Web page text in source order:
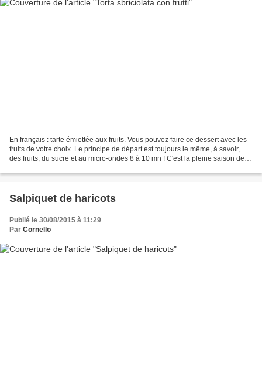
En français : tarte émiettée aux fruits. Vous pouvez faire ce dessert avec les
fruits de votre choix. Le principe de départ est toujours le même, à savoir,
des fruits, du sucre et au micro-ondes 8 à 10 mn ! C'est la pleine saison des
Salpiquet de haricots
Publié le 30/08/2015 à 11:29
Par Cornello